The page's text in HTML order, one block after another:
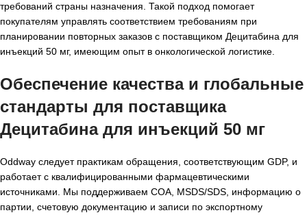
требований страны назначения. Такой подход помогает
покупателям управлять соответствием требованиям при
планировании повторных заказов с поставщиком Децитабина для
инъекций 50 мг, имеющим опыт в онкологической логистике.
Обеспечение качества и глобальные
стандарты для поставщика
Децитабина для инъекций 50 мг
Oddway следует практикам обращения, соответствующим GDP, и
работает с квалифицированными фармацевтическими
источниками. Мы поддерживаем COA, MSDS/SDS, информацию о
партии, счетовую документацию и записи по экспортному